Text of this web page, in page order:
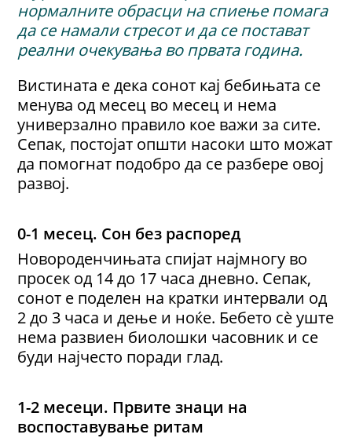
нормалните обрасци на спиење помага
да се намали стресот и да се постават
реални очекувања во првата година.
Вистината е дека сонот кај бебињата се
менува од месец во месец и нема
универзално правило кое важи за сите.
Сепак, постојат општи насоки што можат
да помогнат подобро да се разбере овој
развој.
0-1 месец. Сон без распоред
Новороденчињата спијат најмногу во
просек од 14 до 17 часа дневно. Сепак,
сонот е поделен на кратки интервали од
2 до 3 часа и дење и ноќе. Бебето сè уште
нема развиен биолошки часовник и се
буди најчесто поради глад.
1-2 месеци. Првите знаци на
воспоставување ритам